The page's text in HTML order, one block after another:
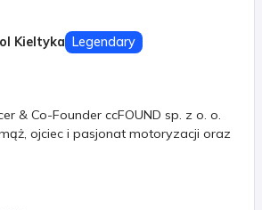
Kieltyka Legendary
& Co-Founder ccFOUND sp. z o. o.
ojciec i pasjonat motoryzacji oraz